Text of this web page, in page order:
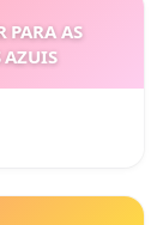
PARA AS
AZUIS